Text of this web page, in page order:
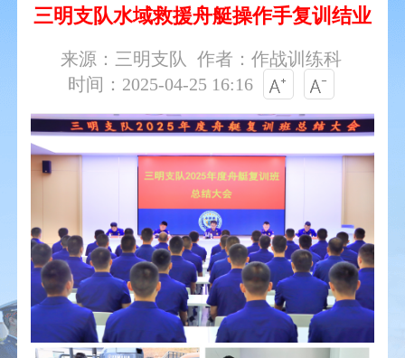
三明支队水域救援舟艇操作手复训结业
来源：三明支队
作者：作战训练科
时间：2025-04-25 16:16